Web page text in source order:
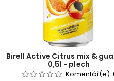
Birell Active Citrus mix &
0,5l - plech
Komentář(e):